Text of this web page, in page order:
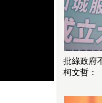
批綠政府
柯文哲：